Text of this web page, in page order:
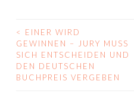
BEITRAGS-
NAVIGATION
<
EINER WIRD
GEWINNEN – JURY MUSS
SICH ENTSCHEIDEN UND
DEN DEUTSCHEN
BUCHPREIS VERGEBEN